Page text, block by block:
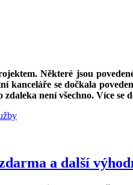
Některé jsou
se dočkala
není všechno. Více se
a další